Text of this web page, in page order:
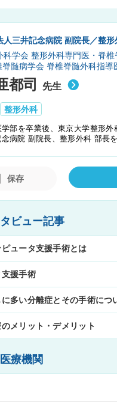
人三井記念病院 副院長／整形
科学会 整形外科専門医・脊椎
脊髄病学会 脊椎脊髄外科指導
都司 先生
整形外科
部を卒業後、東京大学整形
病院 副院長、整形外科 部長
し、心理面のケアや生活指導
保存
ビュー記事
ュータ支援手術とは
援手術
多い分離症とその手術につ
メリット・デメリット
療機関